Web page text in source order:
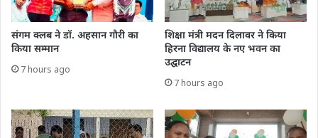
संगम क्लब ने डॉ. अहसान गौरी का
किया सम्मान
7 hours ago
शिक्षा मंत्री मदन दिलावर ने किया
हिरना विद्यालय के नए भवन का
उद्घाटन
7 hours ago